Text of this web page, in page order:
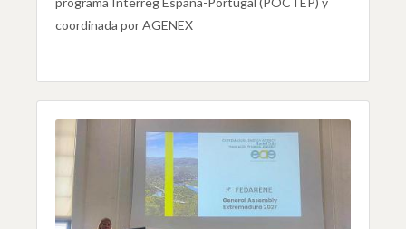
coordinada por AGENEX